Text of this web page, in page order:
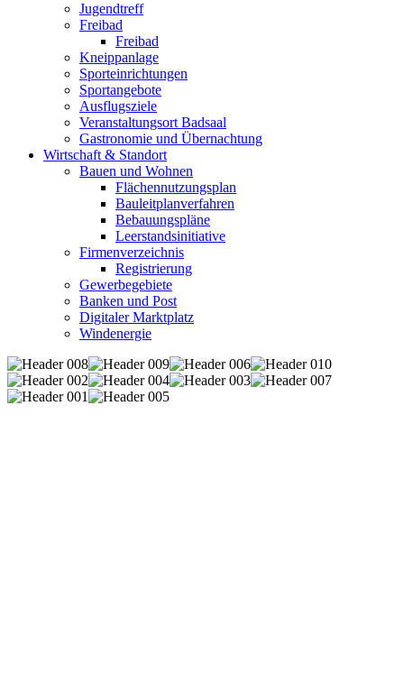
Jugendtreff
Freibad
Freibad
Kneippanlage
Sporteinrichtungen
Sportangebote
Ausflugsziele
Veranstaltungsort Badsaal
Gastronomie und Übernachtung
Wirtschaft & Standort
Bauen und Wohnen
Flächennutzungsplan
Bauleitplanverfahren
Bebauungspläne
Leerstandsinitiative
Firmenverzeichnis
Registrierung
Gewerbegebiete
Banken und Post
Digitaler Marktplatz
Windenergie